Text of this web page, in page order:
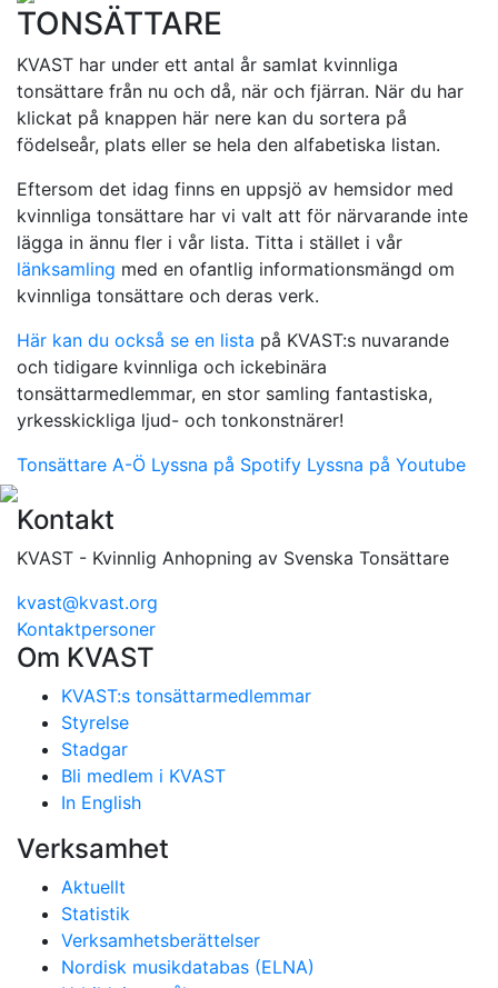
TONSÄTTARE
KVAST har under ett antal år samlat kvinnliga
tonsättare från nu och då, när och fjärran. När du har
klickat på knappen här nere kan du sortera på
födelseår, plats eller se hela den alfabetiska listan.
Eftersom det idag finns en uppsjö av hemsidor med
kvinnliga tonsättare har vi valt att för närvarande inte
lägga in ännu fler i vår lista. Titta i stället i vår
länksamling med en ofantlig informationsmängd om
kvinnliga tonsättare och deras verk.
Här kan du också se en lista på KVAST:s nuvarande
och tidigare kvinnliga och ickebinära
tonsättarmedlemmar, en stor samling fantastiska,
yrkesskickliga ljud- och tonkonstnärer!
Tonsättare A-Ö Lyssna på Spotify Lyssna på Youtube
Kontakt
KVAST - Kvinnlig Anhopning av Svenska Tonsättare
kvast@kvast.org
Kontaktpersoner
Om KVAST
KVAST:s tonsättarmedlemmar
Styrelse
Stadgar
Bli medlem i KVAST
In English
Verksamhet
Aktuellt
Statistik
Verksamhetsberättelser
Nordisk musikdatabas (ELNA)